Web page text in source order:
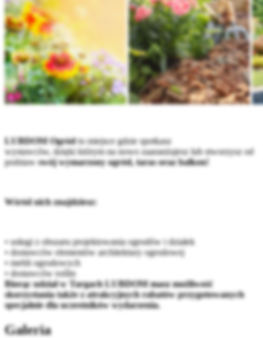
LUBDOM Ogródto miejsce gdzie spotkasz
wystawców, dzięki którym na nowo zaaranżujesz lub stworzysz od
podstawswój wymarzony ogród, taras oraz balkon!
Wśród nich znajdziesz:
• usługi z obszaru projektowania ogrodów i działek
• dostawców elementów architektury ogrodowej
• mebli ogrodowych
• dostawców roślin
Biorąc udział w Targach LUBDOM masz możliwość
skorzystania także z atrakcyjnych rabatów przygotowanych
specjalnie dla uczestników wydarzenia.
Galeria